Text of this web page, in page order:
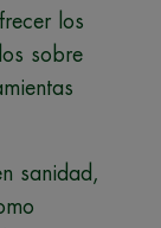
los
sobre
sanidad,